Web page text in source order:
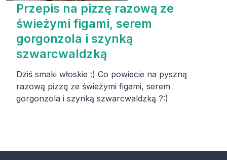
Przepis na pizzę razową ze
świeżymi figami, serem
gorgonzola i szynką
szwarcwaldzką
Dziś smaki włoskie :) Co powiecie na pyszną
razową pizzę ze świeżymi figami, serem
gorgonzola i szynką szwarcwaldzką ?:)